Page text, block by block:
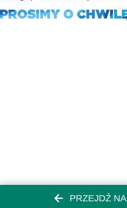
PRZEJDŹ NA